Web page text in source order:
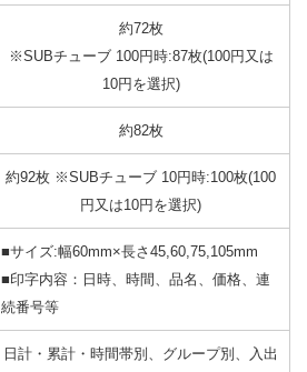
約72枚
※SUBチューブ 100円時:87枚(100円又は
10円を選択)
約82枚
約92枚 ※SUBチューブ 10円時:100枚(100
円又は10円を選択)
■サイズ:幅60mm×長さ45,60,75,105mm
■印字内容：日時、時間、品名、価格、連
続番号等
日計・累計・時間帯別、グループ別、入出